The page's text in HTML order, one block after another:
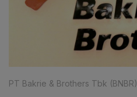
PT Bakrie & Brothers Tbk (BNBR)